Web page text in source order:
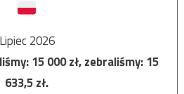
Lipiec 2026
15 000zł, zebraliśmy:15
633,5zł.